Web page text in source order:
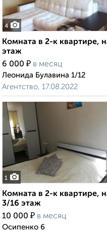
4
Комната в 2-к квартире,
этаж
6 000 ₽ в месяц
Леонида Булавина 1/12
Агентство, 17.08.2022
1
Комната в 2-к квартире,
3/16 этаж
10 000 ₽ в месяц
Осипенко 6